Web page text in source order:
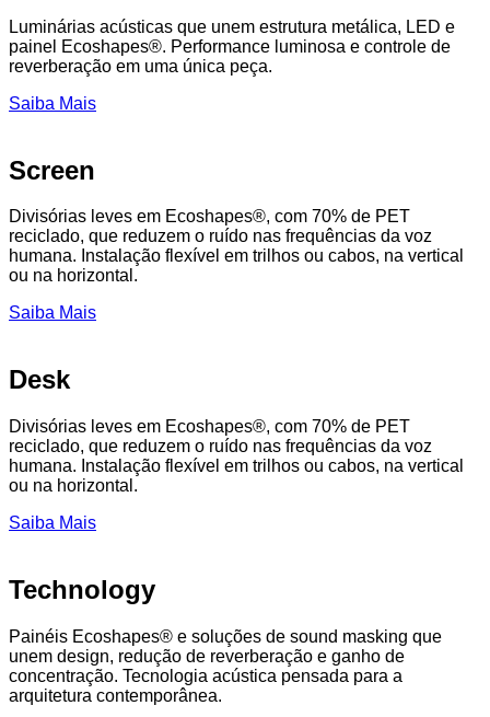
Luminárias acústicas que unem estrutura metálica, LED e
painel Ecoshapes®. Performance luminosa e controle de
reverberação em uma única peça.
Saiba Mais
Screen
Divisórias leves em Ecoshapes®, com 70% de PET
reciclado, que reduzem o ruído nas frequências da voz
humana. Instalação flexível em trilhos ou cabos, na vertical
ou na horizontal.
Saiba Mais
Desk
Divisórias leves em Ecoshapes®, com 70% de PET
reciclado, que reduzem o ruído nas frequências da voz
humana. Instalação flexível em trilhos ou cabos, na vertical
ou na horizontal.
Saiba Mais
Technology
Painéis Ecoshapes® e soluções de sound masking que
unem design, redução de reverberação e ganho de
concentração. Tecnologia acústica pensada para a
arquitetura contemporânea.